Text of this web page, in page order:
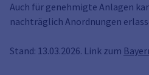
Auch für genehmigte Anlagen
nachträglich Anordnungen
Stand: 13.03.2026. Link zum